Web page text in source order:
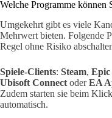
Welche Programme können
Umgekehrt gibt es viele
Mehrwert bieten. Folgende
Regel ohne Risiko
Spiele-Clients: Steam, Epic
Ubisoft Connect oderEA
Zudem starten sie beim
automatisch.